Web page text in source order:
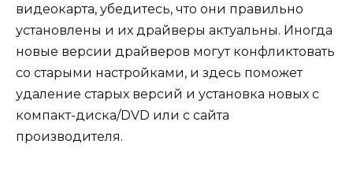
видеокарта, убедитесь, что они правильно
установлены и их драйверы актуальны. Иногда
новые версии драйверов могут конфликтовать
со старыми настройками, и здесь поможет
удаление старых версий и установка новых с
компакт-диска/DVD или с сайта
производителя.